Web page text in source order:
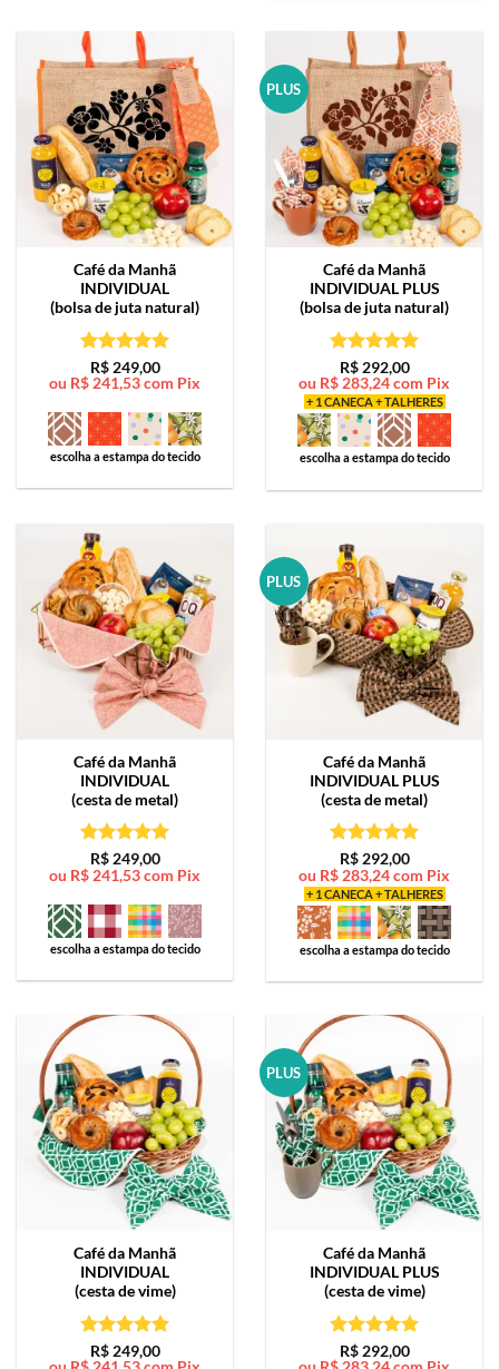
Café da Manhã
INDIVIDUAL
(bolsa de juta natural)
Avaliação5
de 5
R$249,00
ou R$ 241,53com Pix
escolha a estampa do tecido
PLUS
Café da Manhã
INDIVIDUAL PLUS
(bolsa de juta natural)
Avaliação5
de 5
R$292,00
ou R$ 283,24com Pix
+ 1 CANECA + TALHERES
escolha a estampa do tecido
Café da Manhã
INDIVIDUAL
(cesta de metal)
Avaliação5
de 5
R$249,00
ou R$ 241,53com Pix
escolha a estampa do tecido
PLUS
Café da Manhã
INDIVIDUAL PLUS
(cesta de metal)
Avaliação5
de 5
R$292,00
ou R$ 283,24com Pix
+ 1 CANECA + TALHERES
escolha a estampa do tecido
Café da Manhã
INDIVIDUAL
(cesta de vime)
Avaliação5
R$249,00
PLUS
Café da Manhã
INDIVIDUAL PLUS
(cesta de vime)
Avaliação5
R$292,00